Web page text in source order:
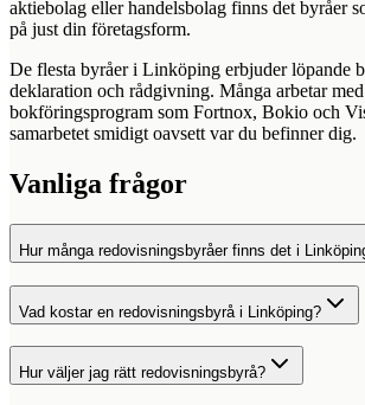
aktiebolag eller handelsbolag finns det byråer
på just din företagsform.
De flesta byråer i Linköping erbjuder löpande
deklaration och rådgivning. Många arbetar
bokföringsprogram som Fortnox, Bokio och
samarbetet smidigt oavsett var du befinner dig.
Vanliga frågor
Hur många redovisningsbyråer finns det i
Vad kostar en redovisningsbyrå i Linköping?
Hur väljer jag rätt redovisningsbyrå?